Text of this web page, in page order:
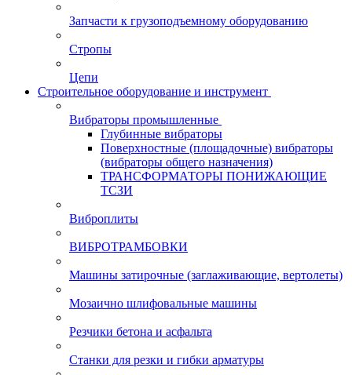
Запчасти к грузоподъемному оборудованию
Стропы
Цепи
Строительное оборудование и инструмент
Вибраторы промышленные
Глубинные вибраторы
Поверхностные (площадочные) вибраторы
(вибраторы общего назначения)
ТРАНСФОРМАТОРЫ ПОНИЖАЮЩИЕ
ТСЗИ
Виброплиты
ВИБРОТРАМБОВКИ
Машины затирочные (заглаживающие, вертолеты)
Мозаично шлифовальные машины
Резчики бетона и асфальта
Станки для резки и гибки арматуры